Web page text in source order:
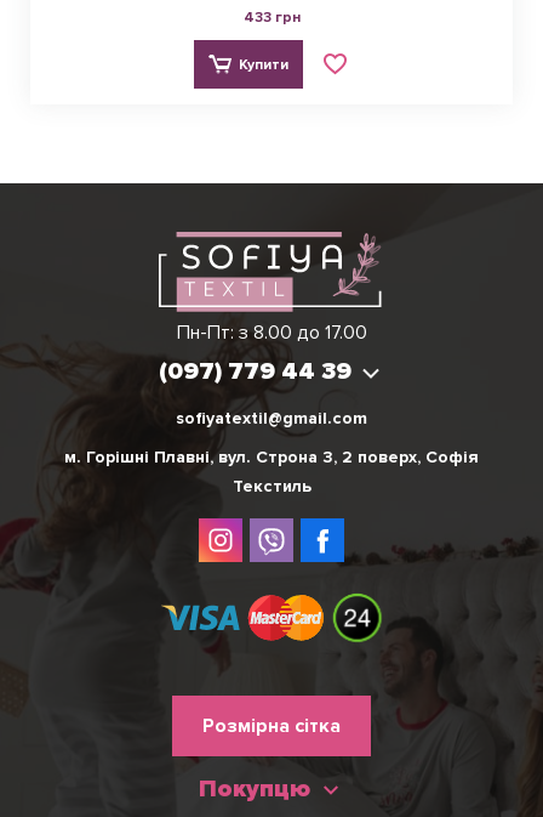
433 грн
Купити
Пн-Пт: з 8.00 до 17.00
(097) 779 44 39
Вікторія
(097) 779 44 39
sofiyatextil@gmail.com
м. Горішні Плавні, вул. Строна 3, 2 поверх, Софія
Текстиль
колонтитулу
Розмірна сітка
Покупцю